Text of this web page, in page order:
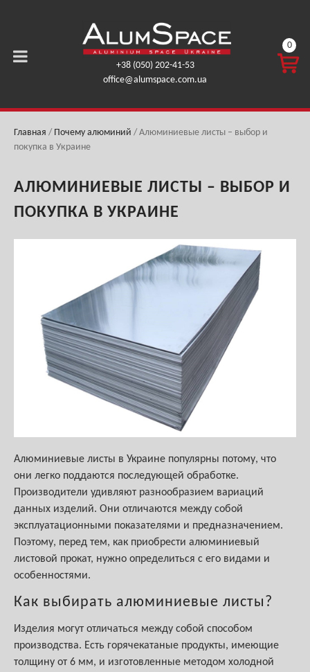
+38 (050) 202-41-53
office@alumspace.com.ua
КОРЗ
ГРН.
0
Главная / Почему алюминий / Алюминиевые листы – выбор и
покупка в Украине
АЛЮМИНИЕВЫЕ ЛИСТЫ – ВЫБОР И
ПОКУПКА В УКРАИНЕ
Алюминиевые листы в Украине популярны потому, что
они легко поддаются последующей обработке.
Производители удивляют разнообразием вариаций
данных изделий. Они отличаются между собой
эксплуатационными показателями и предназначением.
Поэтому, перед тем, как приобрести алюминиевый
листовой прокат, нужно определиться с его видами и
особенностями.
Как выбирать алюминиевые листы?
Изделия могут отличаться между собой способом
производства. Есть горячекатаные продукты, имеющие
толщину от 6 мм, и изготовленные методом холодной